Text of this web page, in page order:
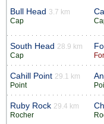
Bull Head 3.7 km
Cap
South Head 28.9 km
Cap
Cahill Point 29.1 km
Point
Ruby Rock 29.4 km
Rocher